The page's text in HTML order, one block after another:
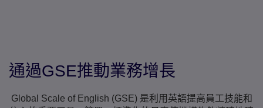
通過GSE推動業務增長
Global Scale of English (GSE) 是利用英語提高員工技能和